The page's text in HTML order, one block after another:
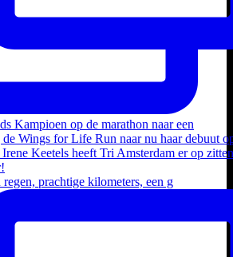
prachtige kilometers, een g